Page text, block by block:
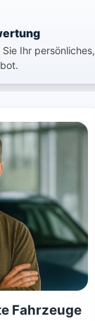
Ihr persönliches,
Fahrzeuge